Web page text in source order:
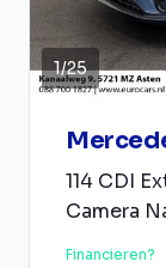
1/25
114 CDI
Camera
Financieren?